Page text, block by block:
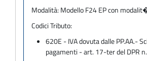
Modalità: Modello F24 EP con
Codici Tributo:
620E - IVA dovuta dalle PP.AA.-
pagamenti - art. 17-ter del DPR